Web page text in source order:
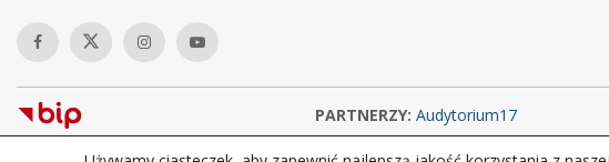
PARTNERZY: Audytorium17